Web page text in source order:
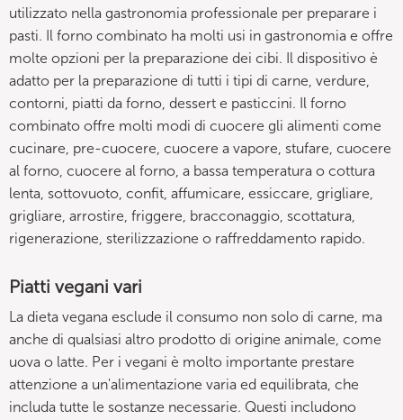
utilizzato nella gastronomia professionale per preparare i
pasti. Il forno combinato ha molti usi in gastronomia e offre
molte opzioni per la preparazione dei cibi. Il dispositivo è
adatto per la preparazione di tutti i tipi di carne, verdure,
contorni, piatti da forno, dessert e pasticcini. Il forno
combinato offre molti modi di cuocere gli alimenti come
cucinare, pre-cuocere, cuocere a vapore, stufare, cuocere
al forno, cuocere al forno, a bassa temperatura o cottura
lenta, sottovuoto, confit, affumicare, essiccare, grigliare,
grigliare, arrostire, friggere, bracconaggio, scottatura,
rigenerazione, sterilizzazione o raffreddamento rapido.
Piatti vegani vari
La dieta vegana esclude il consumo non solo di carne, ma
anche di qualsiasi altro prodotto di origine animale, come
uova o latte. Per i vegani è molto importante prestare
attenzione a un'alimentazione varia ed equilibrata, che
includa tutte le sostanze necessarie. Questi includono